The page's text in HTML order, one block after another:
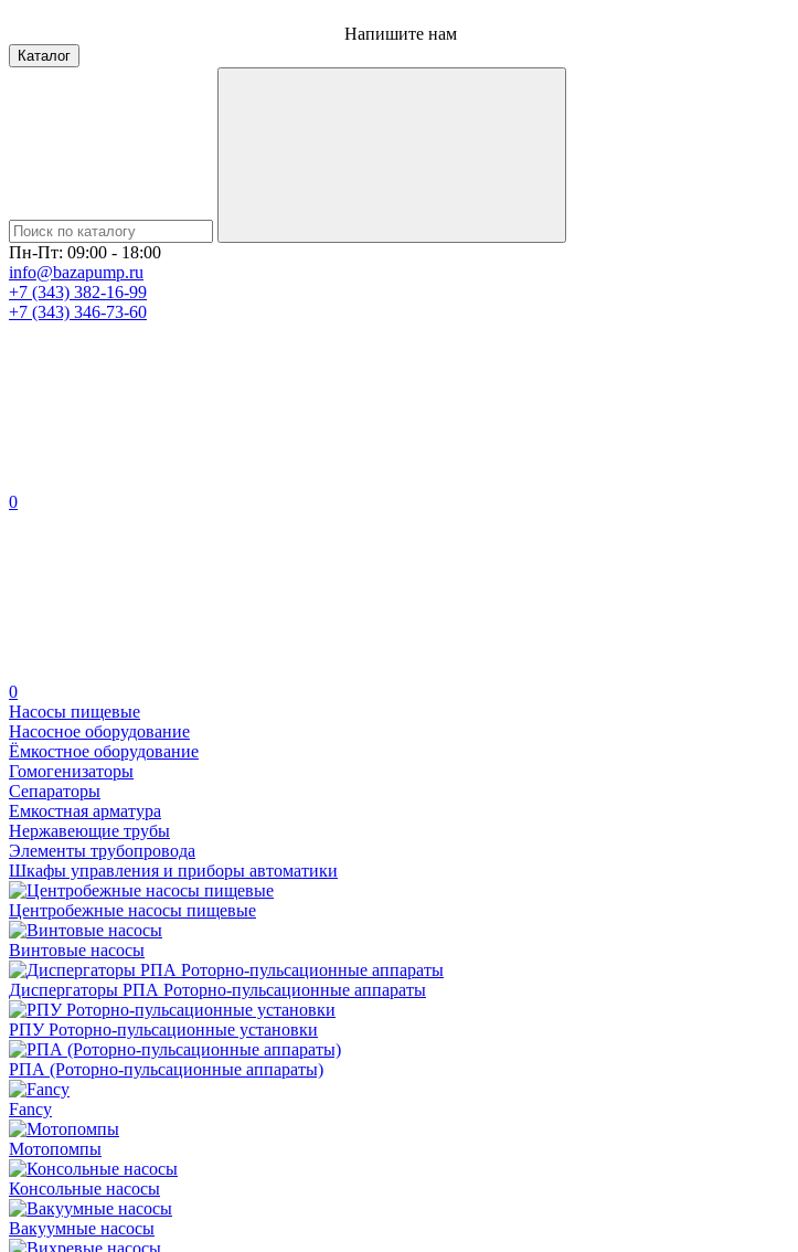
Напишите нам
Каталог
Пн-Пт: 09:00 - 18:00
info@bazapump.ru
+7 (343) 382-16-99
+7 (343) 346-73-‬60
0
0
Насосы пищевые
Насосное оборудование
Ёмкостное оборудование
Гомогенизаторы
Сепараторы
Емкостная арматура
Нержавеющие трубы
Элементы трубопровода
Шкафы управления и приборы автоматики
Центробежные насосы пищевые
Винтовые насосы
Диспергаторы РПА Роторно-пульсационные аппараты
РПУ Роторно-пульсационные установки
РПА (Роторно-пульсационные аппараты)
Fancy
Мотопомпы
Консольные насосы
Вакуумные насосы